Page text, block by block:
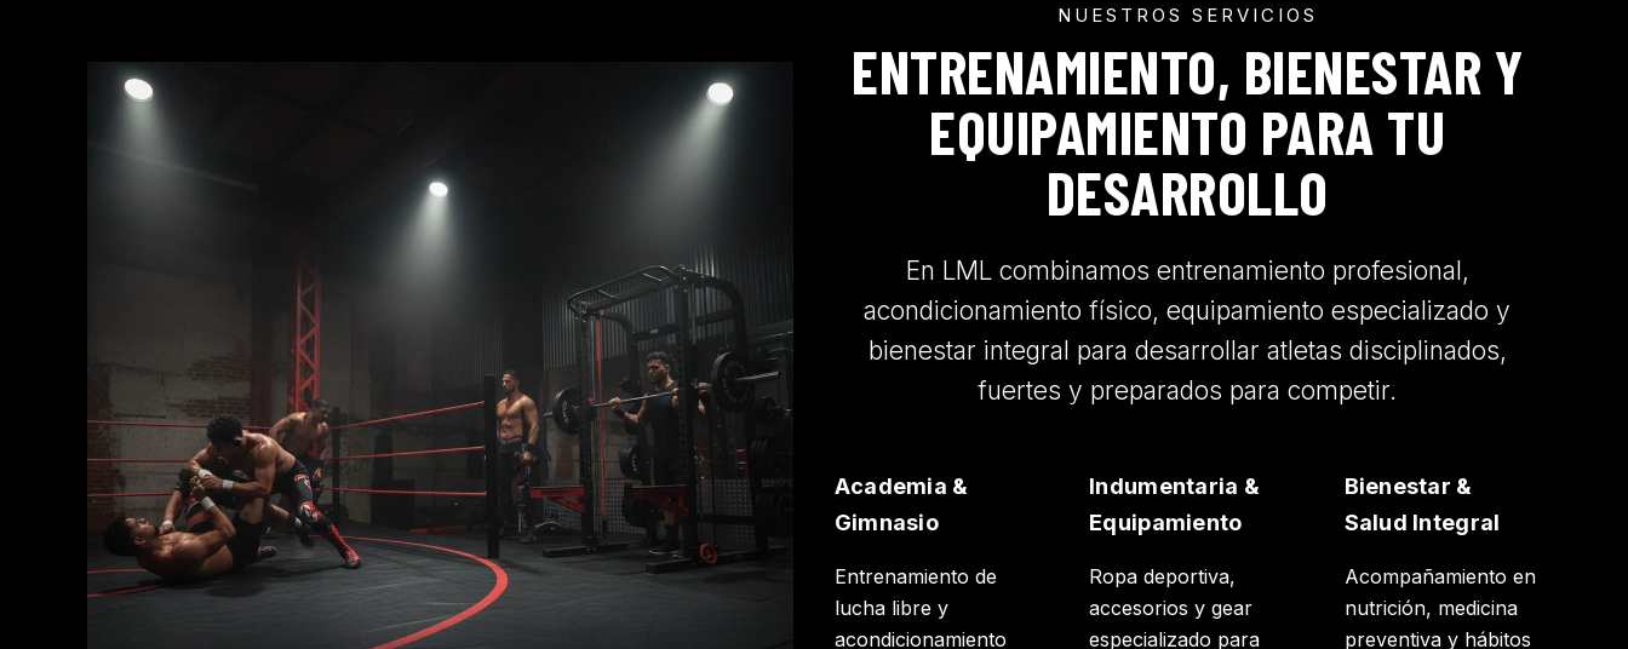
NUESTROS SERVICIOS
ENTRENAMIENTO, BIENESTAR Y
EQUIPAMIENTO PARA TU
DESARROLLO
En LML combinamos entrenamiento profesional,
acondicionamiento físico, equipamiento especializado y
bienestar integral para desarrollar atletas disciplinados,
fuertes y preparados para competir.
Academia &
Gimnasio
Entrenamiento de
lucha libre y
acondicionamiento
Indumentaria &
Equipamiento
Ropa deportiva,
accesorios y gear
especializado para
Bienestar &
Salud Integral
Acompañamiento en
nutrición, medicina
preventiva y hábitos